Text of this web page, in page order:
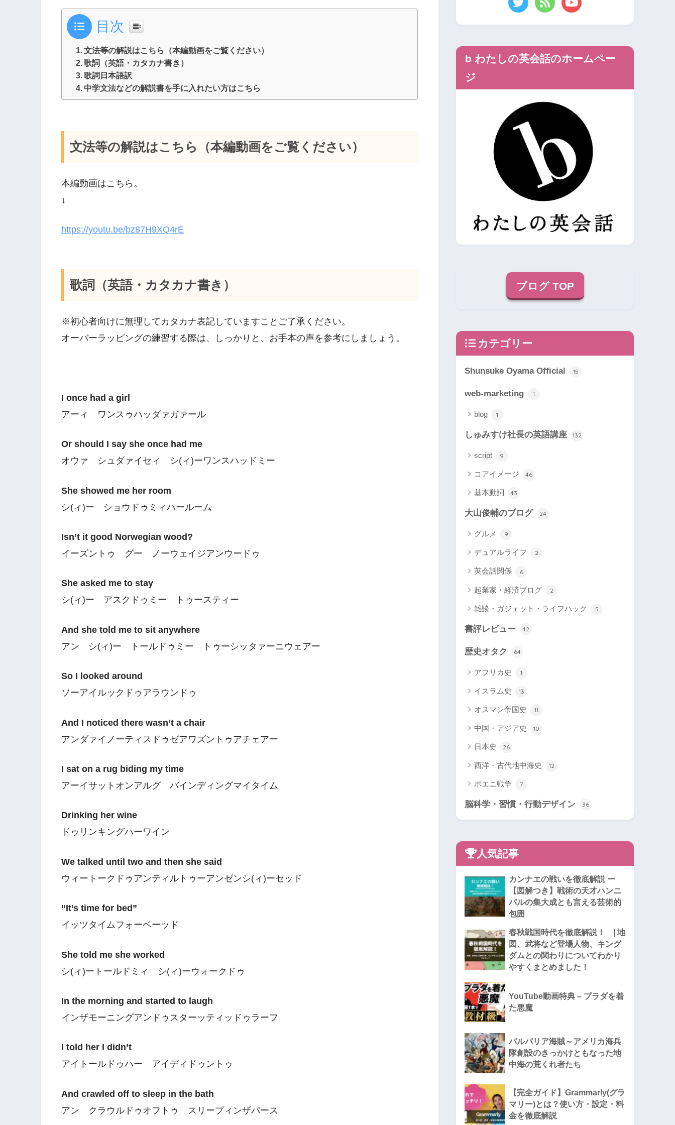
プ
レ
ュ
い。
目次
文法等の解説はこちら（本編動画をご覧ください）
歌詞（英語・カタカナ書き）
歌詞日本語訳
中学文法などの解説書を手に入れたい方はこちら
文法等の解説はこちら（本編動画をご覧ください）
本編動画はこちら。
↓
https://youtu.be/bz87H9XQ4rE
歌詞（英語・カタカナ書き）
※初心者向けに無理してカタカナ表記していますことご了承ください。
オーバーラッピングの練習する際は、しっかりと、お手本の声を参考にしましょう。
I once had a girl
アーィ ワンスゥハッダァガァール
Or should I say she once had me
オウァ シュダァイセィ シ(ィ)ーワンスハッドミー
She showed me her room
シ(ィ)ー ショウドゥミィハールーム
Isn’t it good Norwegian wood?
イーズントゥ グー ノーウェイジアンウードゥ
She asked me to stay
シ(ィ)ー アスクドゥミー トゥースティー
And she told me to sit anywhere
アン シ(ィ)ー トールドゥミー トゥーシッタァーニウェアー
So I looked around
ソーアイルックドゥアラウンドゥ
And I noticed there wasn’t a chair
アンダァイノーティスドゥゼアワズントゥアチェアー
I sat on a rug biding my time
アーイサットオンアルグ バインディングマイタイム
Drinking her wine
ドゥリンキングハーワイン
We talked until two and then she said
ウィートークドゥアンティルトゥーアンゼンシ(ィ)ーセッド
“It’s time for bed”
イッツタイムフォーベーッド
She told me she worked
シ(ィ)ートールドミィ シ(ィ)ーウォークドゥ
In the morning and started to laugh
インザモーニングアンドゥスターッティッドゥラーフ
I told her I didn’t
アイトールドゥハー アイディドゥントゥ
And crawled off to sleep in the bath
アン クラウルドゥオフトゥ スリープィンザバース
b わたしの英会話のホームペー
ジ
ブログ TOP
カテゴリー
Shunsuke Oyama Official 15
web-marketing 1
blog 1
しゅみすけ社長の英語講座 132
script 9
コアイメージ 46
基本動詞 43
大山俊輔のブログ 24
グルメ 9
デュアルライフ 2
英会話関係 6
起業家・経済ブログ 2
雑談・ガジェット・ライフハック 5
書評レビュー 42
歴史オタク 64
アフリカ史 1
イスラム史 13
オスマン帝国史 11
中国・アジア史 10
日本史 26
西洋・古代地中海史 12
ポエニ戦争 7
脳科学・習慣・行動デザイン 36
人気記事
カンナエの戦いを徹底解説 ー
【図解つき】戦術の天才ハンニ
バルの集大成とも言える芸術的
包囲
春秋戦国時代を徹底解説！ | 地
図、武将など登場人物、キング
ダムとの関わりについてわかり
やすくまとめました！
YouTube動画特典 – プラダを着
た悪魔
バルバリア海賊～アメリカ海兵
隊創設のきっかけともなった地
中海の荒くれ者たち
【完全ガイド】Grammarly(グラ
マリー)とは？使い方・設定・料
金を徹底解説